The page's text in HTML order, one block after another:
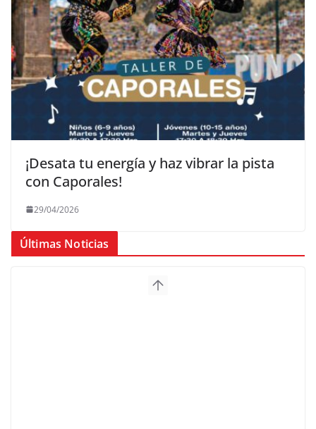
¡Desata tu energía y haz vibrar la pista
con Caporales!
29/04/2026
Últimas Noticias